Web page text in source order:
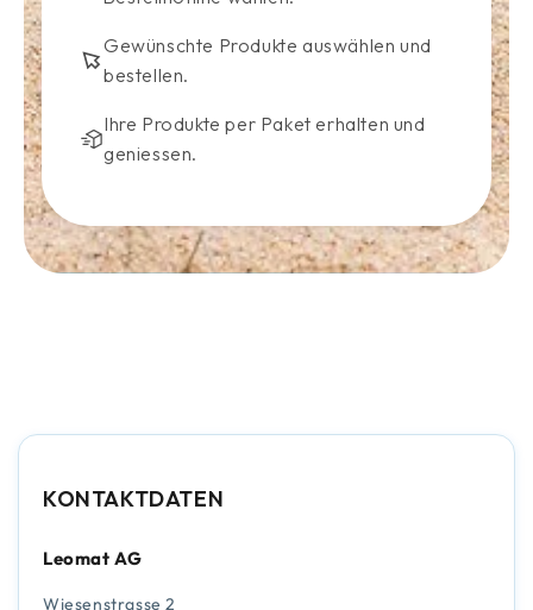
Gewünschte Produkte auswählen und
bestellen.
Ihre Produkte per Paket erhalten und
geniessen.
KONTAKTDATEN
Leomat AG
Wiesenstrasse 2